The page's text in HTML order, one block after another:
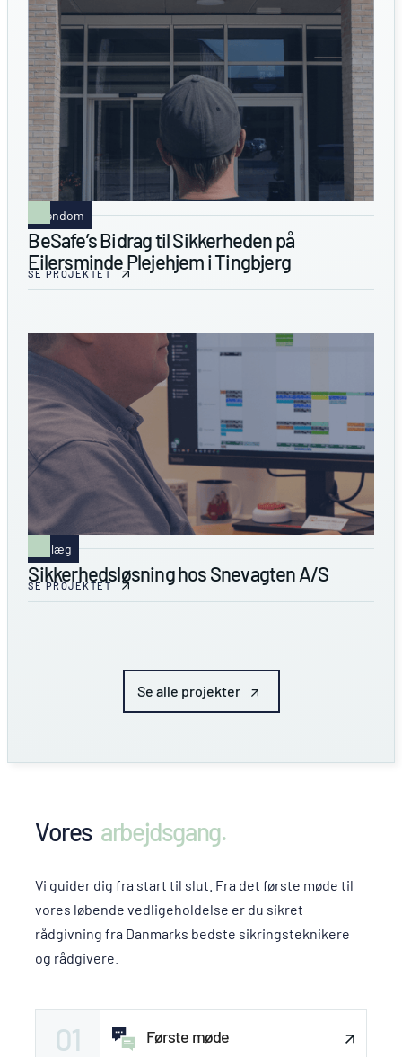
Ejendom
BeSafe’s Bidrag til Sikkerheden på
Eilersminde Plejehjem i Tingbjerg
SE PROJEKTET
Anlæg
Sikkerhedsløsning hos Snevagten A/S
SE PROJEKTET
Se alle projekter
Vores arbejdsgang.
Vi guider dig fra start til slut. Fra det første møde til
vores løbende vedligeholdelse er du sikret
rådgivning fra Danmarks bedste sikringsteknikere
og rådgivere.
01 Første møde